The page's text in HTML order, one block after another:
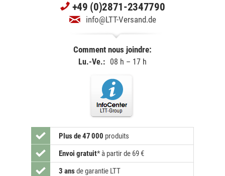
+49 (0)2871-2347790
info@LTT-Versand.de
Comment nous joindre:
Lu.-Ve.: 08 h – 17 h
Plus de 47 000 produits
Envoi gratuit* à partir de 69 €
3 ansde garantie LTT